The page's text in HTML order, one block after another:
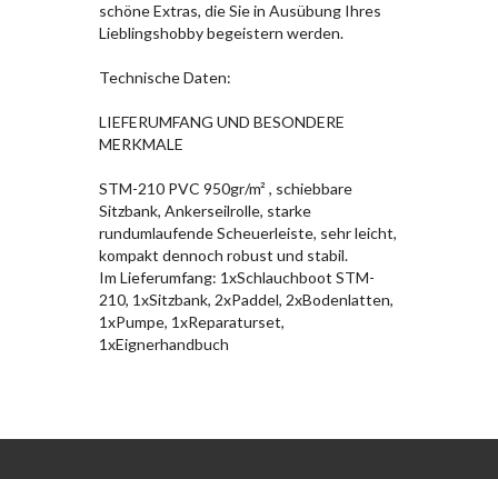
schöne Extras, die Sie in Ausübung Ihres
Lieblingshobby begeistern werden.
Technische Daten:
LIEFERUMFANG UND BESONDERE
MERKMALE
STM-210 PVC 950gr/m² , schiebbare
Sitzbank, Ankerseilrolle, starke
rundumlaufende Scheuerleiste, sehr leicht,
kompakt dennoch robust und stabil.
Im Lieferumfang: 1xSchlauchboot STM-
210, 1xSitzbank, 2xPaddel, 2xBodenlatten,
1xPumpe, 1xReparaturset,
1xEignerhandbuch